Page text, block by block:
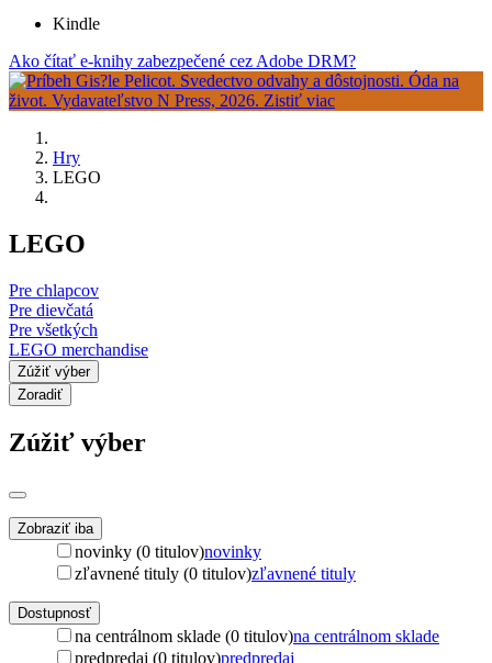
Kindle
Ako čítať e-knihy zabezpečené cez Adobe DRM?
Hry
LEGO
LEGO
Pre chlapcov
Pre dievčatá
Pre všetkých
LEGO merchandise
Zúžiť výber
Zoradiť
Zúžiť výber
Zobraziť iba
novinky (0 titulov)novinky
zľavnené tituly (0 titulov)zľavnené tituly
Dostupnosť
na centrálnom sklade (0 titulov)na centrálnom sklade
predpredaj (0 titulov)predpredaj